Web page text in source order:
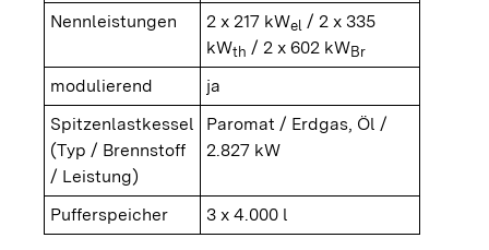
Nennleistungen
2 x 217 kWel / 2 x 335
kWth / 2 x 602 kWBr
modulierend
ja
Spitzenlastkessel
(Typ / Brennstoff
/ Leistung)
Paromat / Erdgas, Öl /
2.827 kW
Pufferspeicher 3 x 4.000 l